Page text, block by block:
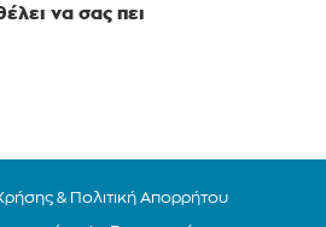
να σας πει
& Πολιτική Απορρήτου